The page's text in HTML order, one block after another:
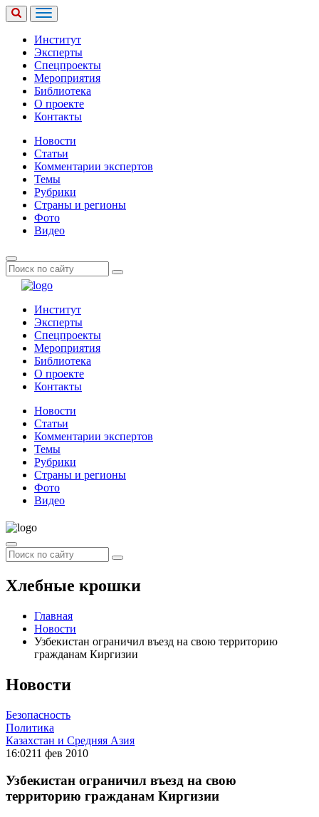
Институт
Эксперты
Спецпроекты
Мероприятия
Библиотека
О проекте
Контакты
Новости
Статьи
Комментарии экспертов
Темы
Рубрики
Страны и регионы
Фото
Видео
Институт
Эксперты
Спецпроекты
Мероприятия
Библиотека
О проекте
Контакты
Новости
Статьи
Комментарии экспертов
Темы
Рубрики
Страны и регионы
Фото
Видео
Хлебные крошки
Главная
Новости
Узбекистан ограничил въезд на свою территорию
гражданам Киргизии
Новости
Безопасность
Политика
Казахстан и Средняя Азия
16:0211 фев 2010
Узбекистан ограничил въезд на свою
территорию гражданам Киргизии